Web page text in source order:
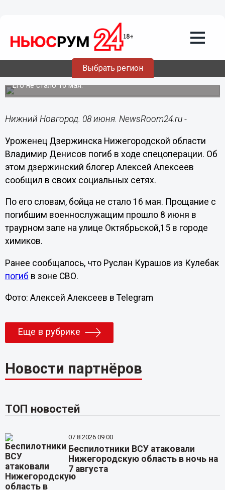
Выбрать регион
08.06.202411:02
Владимир Денисов из Дзержинска
погиб в зоне СВО
Его не стало 16 мая.
Нижний Новгород. 08 июня. NewsRoom24.ru -
Уроженец Дзержинска Нижегородской области
Владимир Денисов погиб в ходе спецоперации. Об
этом дзержинский блогер Алексей Алексеев
сообщил в своих социальных сетях.
По его словам, бойца не стало 16 мая. Прощание с
погибшим военнослужащим прошло 8 июня в
траурном зале на улице Октябрьской,15 в городе
химиков.
Ранее сообщалось, что Руслан Курашов из Кулебак
погиб в зоне СВО.
Фото: Алексей Алексеев в Telegram
Еще в рубрике
Новости партнёров
ТОП новостей
07.8.2026 09:00
Беспилотники ВСУ атаковали
Нижегородскую область в ночь на
7 августа